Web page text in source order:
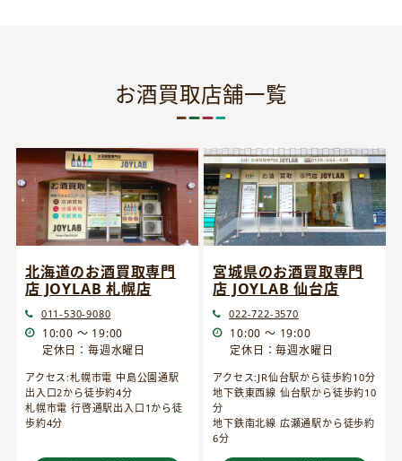
お酒買取店舗一覧
北海道のお酒買取専門
店 JOYLAB 札幌店
011-530-9080
10:00 ～ 19:00
定休日：毎週水曜日
アクセス:札幌市電 中島公園通駅
出入口2から徒歩約4分
札幌市電 行啓通駅出入口1から徒
歩約4分
宮城県のお酒買取専門
店 JOYLAB 仙台店
022-722-3570
10:00 ～ 19:00
定休日：毎週水曜日
アクセス:JR仙台駅から徒歩約10分
地下鉄東西線 仙台駅から徒歩約10
分
地下鉄南北線 広瀬通駅から徒歩約
6分